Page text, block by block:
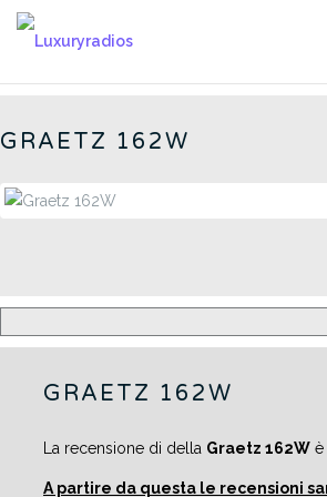
Salta
GRAETZ 162W
GRAETZ 162W
La recensione di della Graetz 162W è
A partire da questa le recensioni